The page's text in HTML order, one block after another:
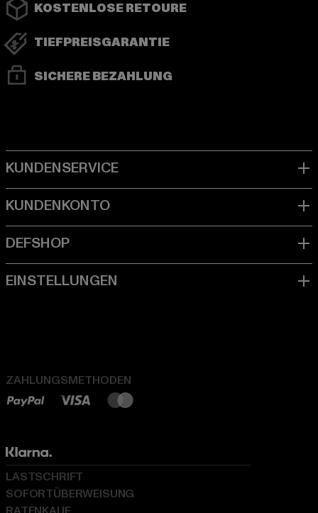
KOSTENLOSE RETOURE
TIEFPREISGARANTIE
SICHERE BEZAHLUNG
ZAHLUNGSMETHODEN
LASTSCHRIFT
SOFORTÜBERWEISUNG